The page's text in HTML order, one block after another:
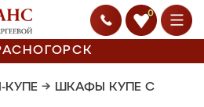
0
→ ШКАФЫ КУПЕ С